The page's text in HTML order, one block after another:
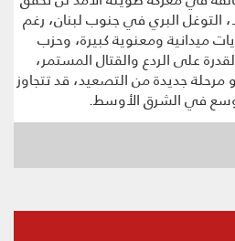
التوغل البري في جنوب لبنان، رغم
ميدانية ومعنوية كبيرة، وحزب
على الردع والقتال المستمر،
مرحلة جديدة من التصعيد، قد تتجاوز
في الشرق الأوسط.